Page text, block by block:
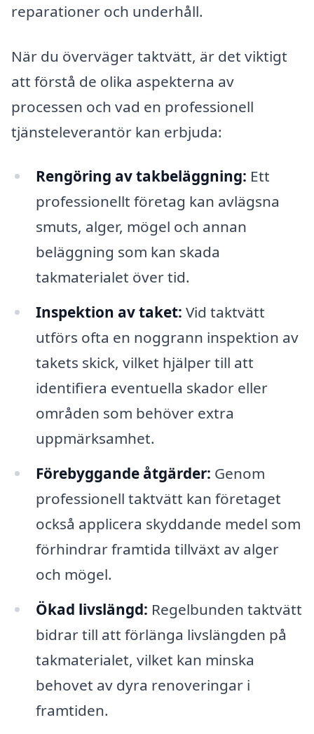
reparationer och underhåll.
När du överväger taktvätt, är det viktigt
att förstå de olika aspekterna av
processen och vad en professionell
tjänsteleverantör kan erbjuda:
Rengöring av takbeläggning: Ett
professionellt företag kan avlägsna
smuts, alger, mögel och annan
beläggning som kan skada
takmaterialet över tid.
Inspektion av taket: Vid taktvätt
utförs ofta en noggrann inspektion av
takets skick, vilket hjälper till att
identifiera eventuella skador eller
områden som behöver extra
uppmärksamhet.
Förebyggande åtgärder: Genom
professionell taktvätt kan företaget
också applicera skyddande medel som
förhindrar framtida tillväxt av alger
och mögel.
Ökad livslängd: Regelbunden taktvätt
bidrar till att förlänga livslängden på
takmaterialet, vilket kan minska
behovet av dyra renoveringar i
framtiden.